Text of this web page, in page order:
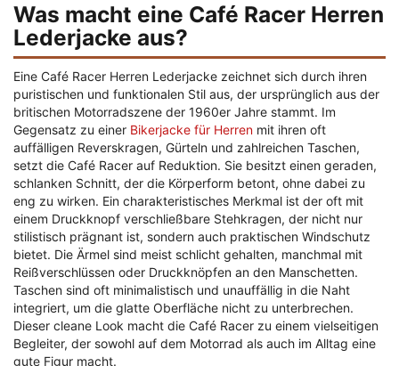
Was macht eine Café Racer Herren
Lederjacke aus?
Eine Café Racer Herren Lederjacke zeichnet sich durch ihren
puristischen und funktionalen Stil aus, der ursprünglich aus der
britischen Motorradszene der 1960er Jahre stammt. Im
Gegensatz zu einer Bikerjacke für Herren mit ihren oft
auffälligen Reverskragen, Gürteln und zahlreichen Taschen,
setzt die Café Racer auf Reduktion. Sie besitzt einen geraden,
schlanken Schnitt, der die Körperform betont, ohne dabei zu
eng zu wirken. Ein charakteristisches Merkmal ist der oft mit
einem Druckknopf verschließbare Stehkragen, der nicht nur
stilistisch prägnant ist, sondern auch praktischen Windschutz
bietet. Die Ärmel sind meist schlicht gehalten, manchmal mit
Reißverschlüssen oder Druckknöpfen an den Manschetten.
Taschen sind oft minimalistisch und unauffällig in die Naht
integriert, um die glatte Oberfläche nicht zu unterbrechen.
Dieser cleane Look macht die Café Racer zu einem vielseitigen
Begleiter, der sowohl auf dem Motorrad als auch im Alltag eine
gute Figur macht.